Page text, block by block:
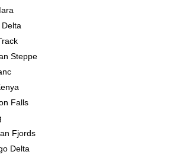
Steppe
Falls
Fjords
Delta